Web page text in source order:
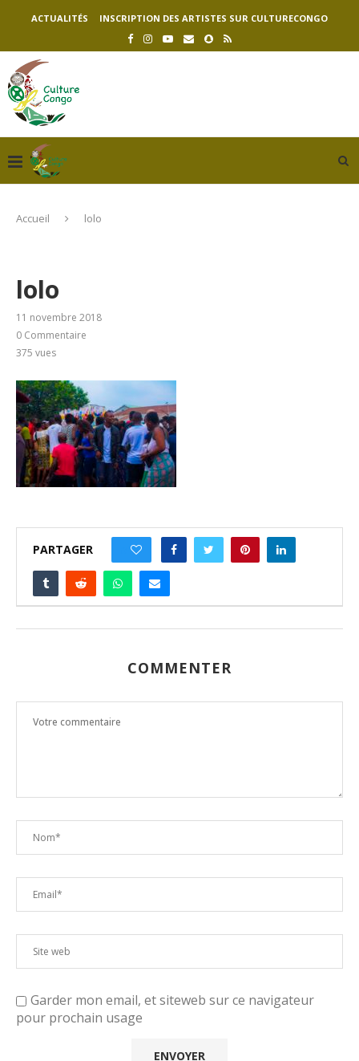
ACTUALITÉS INSCRIPTION DES ARTISTES SUR CULTURECONGO
Accueil lolo
lolo
11 novembre 2018
0 Commentaire
375 vues
PARTAGER
COMMENTER
Garder mon email, et siteweb sur ce navigateur
pour prochain usage